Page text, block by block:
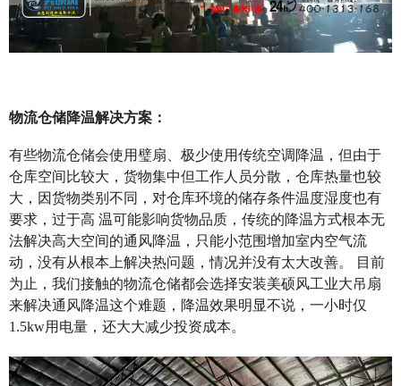
物流仓储降温解决方案：
有些物流仓储会使用璧扇、极少使用传统空调降温，但由于
仓库空间比较大，货物集中但工作人员分散，仓库热量也较
大，因货物类别不同，对仓库环境的储存条件温度湿度也有
要求，过于高 温可能影响货物品质，传统的降温方式根本无
法解决高大空间的通风降温，只能小范围增加室内空气流
动，没有从根本上解决热问题，情况并没有太大改善。 目前
为止，我们接触的物流仓储都会选择安装美硕风工业大吊扇
来解决通风降温这个难题，降温效果明显不说，一小时仅
1.5kw用电量，还大大减少投资成本。